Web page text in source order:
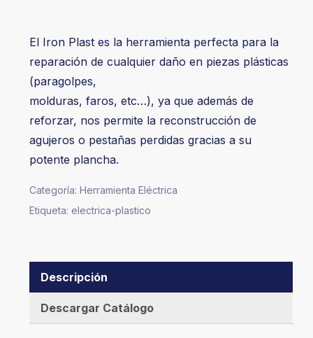
El Iron Plast es la herramienta perfecta para la
reparación de cualquier daño en piezas plásticas
(paragolpes,
molduras, faros, etc…), ya que además de
reforzar, nos permite la reconstrucción de
agujeros o pestañas perdidas gracias a su
potente plancha.
Categoría: Herramienta Eléctrica
Etiqueta: electrica-plastico
Descripción
Descargar Catálogo